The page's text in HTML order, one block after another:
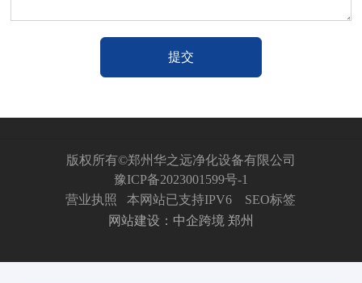
提交
版权所有©郑州华之远净化设备有限公司
豫ICP备2023001599号-1
营业执照
本网站已支持IPV6 SEO标签
网站建设：中企跨境 郑州